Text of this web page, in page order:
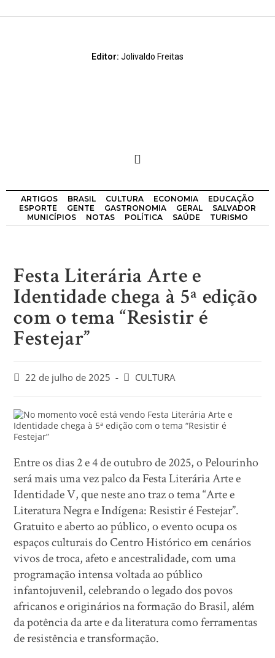
Editor: Jolivaldo Freitas
ARTIGOS BRASIL CULTURA ECONOMIA
EDUCAÇÃO
ESPORTE
GENTE GASTRONOMIA GERAL
SALVADOR
MUNICÍPIOS
NOTAS POLÍTICA SAÚDE TURISMO
Festa Literária Arte e
Identidade chega à 5ª edição
com o tema “Resistir é
Festejar”
22 de julho de 2025 CULTURA
Entre os dias 2 e 4 de outubro de 2025, o Pelourinho
será mais uma vez palco da Festa Literária Arte e
Identidade V, que neste ano traz o tema “Arte e
Literatura Negra e Indígena: Resistir é Festejar”.
Gratuito e aberto ao público, o evento ocupa os
espaços culturais do Centro Histórico em cenários
vivos de troca, afeto e ancestralidade, com uma
programação intensa voltada ao público
infantojuvenil, celebrando o legado dos povos
africanos e originários na formação do Brasil, além
da potência da arte e da literatura como ferramentas
de resistência e transformação.